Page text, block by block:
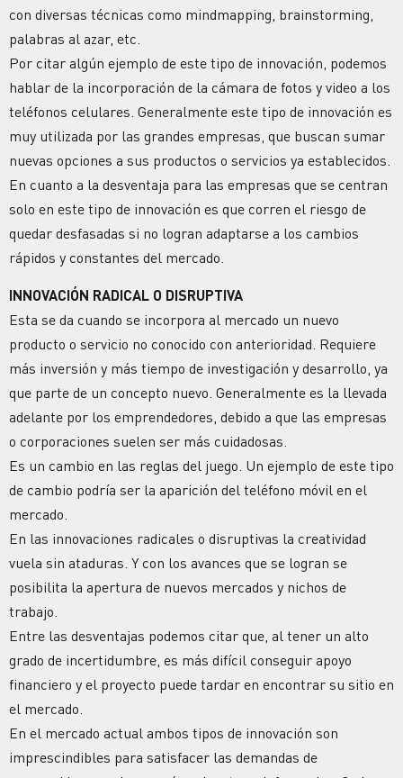
con diversas técnicas como mindmapping, brainstorming,
palabras al azar, etc.
Por citar algún ejemplo de este tipo de innovación, podemos
hablar de la incorporación de la cámara de fotos y video a los
teléfonos celulares. Generalmente este tipo de innovación es
muy utilizada por las grandes empresas, que buscan sumar
nuevas opciones a sus productos o servicios ya establecidos.
En cuanto a la desventaja para las empresas que se centran
solo en este tipo de innovación es que corren el riesgo de
quedar desfasadas si no logran adaptarse a los cambios
rápidos y constantes del mercado.
INNOVACIÓN RADICAL O DISRUPTIVA
Esta se da cuando se incorpora al mercado un nuevo
producto o servicio no conocido con anterioridad. Requiere
más inversión y más tiempo de investigación y desarrollo, ya
que parte de un concepto nuevo. Generalmente es la llevada
adelante por los emprendedores, debido a que las empresas
o corporaciones suelen ser más cuidadosas.
Es un cambio en las reglas del juego. Un ejemplo de este tipo
de cambio podría ser la aparición del teléfono móvil en el
mercado.
En las innovaciones radicales o disruptivas la creatividad
vuela sin ataduras. Y con los avances que se logran se
posibilita la apertura de nuevos mercados y nichos de
trabajo.
Entre las desventajas podemos citar que, al tener un alto
grado de incertidumbre, es más difícil conseguir apoyo
financiero y el proyecto puede tardar en encontrar su sitio en
el mercado.
En el mercado actual ambos tipos de innovación son
imprescindibles para satisfacer las demandas de